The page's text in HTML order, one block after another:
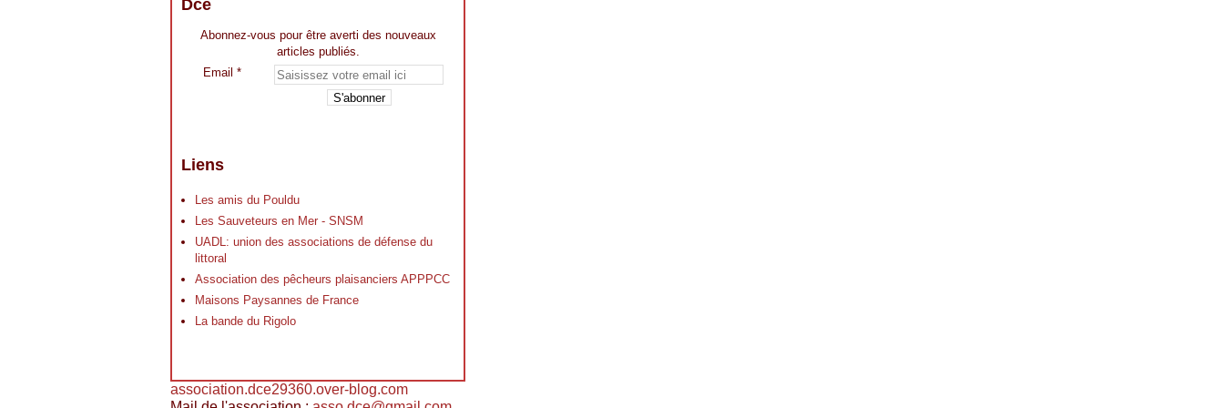
Dce
Abonnez-vous pour être averti des nouveaux
articles publiés.
Email
Liens
Les amis du Pouldu
Les Sauveteurs en Mer - SNSM
UADL: union des associations de défense du
littoral
Association des pêcheurs plaisanciers APPPCC
Maisons Paysannes de France
La bande du Rigolo
association.dce29360.over-blog.com